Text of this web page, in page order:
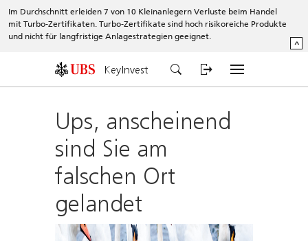
Im Durchschnitt erleiden 7 von 10 Kleinanlegern Verluste beim Handel
mit Turbo-Zertifikaten. Turbo-Zertifikate sind hoch risikoreiche Produkte
und nicht für langfristige Anlagestrategien geeignet.
^
KeyInvest
Ups, anscheinend
sind Sie am
falschen Ort
gelandet